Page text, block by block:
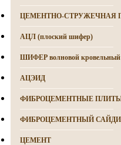
ЦЕМЕНТНО-СТРУЖЕЧНАЯ
АЦЛ (плоский шифер)
ШИФЕР волновой кровельный
АЦЭИД
ФИБРОЦЕМЕНТНЫЕ
ФИБРОЦЕМЕНТНЫЙ
ЦЕМЕНТ